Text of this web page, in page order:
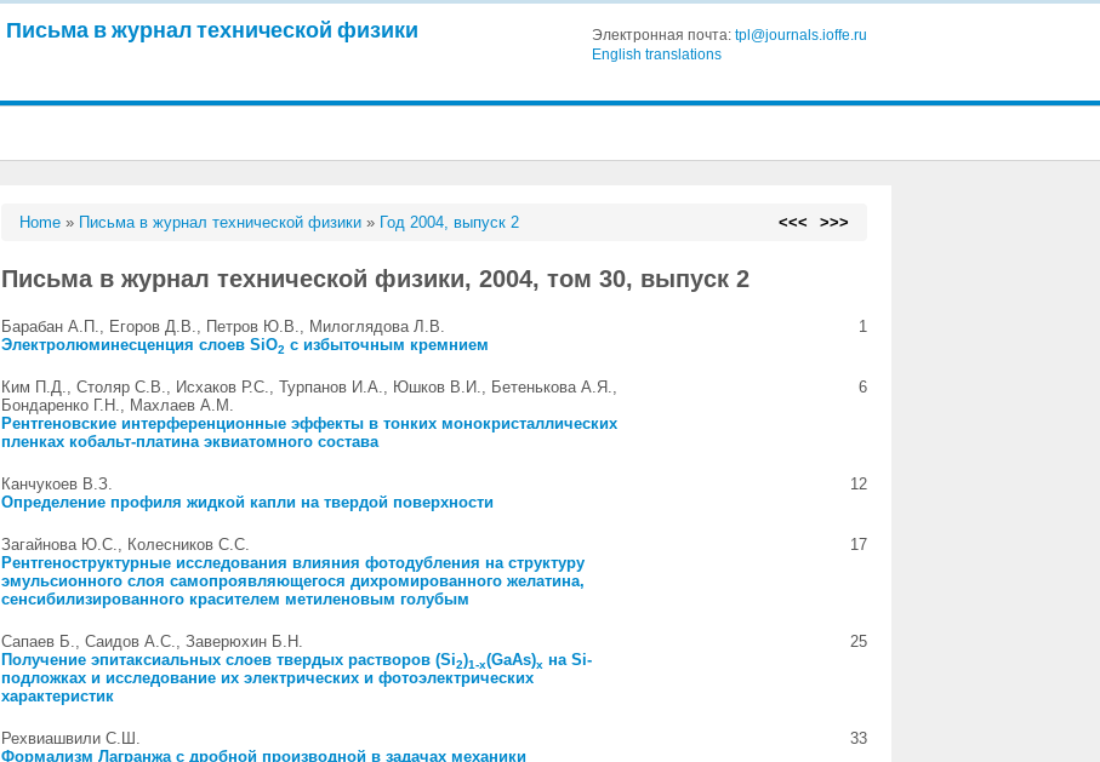
Письма в журнал технической физики Электронная почта: tpl@journals.ioffe.ru
English translations
Home » Письма в журнал технической физики » Год 2004, выпуск 2 <<< >>>
Письма в журнал технической физики, 2004, том 30, выпуск 2
Барабан А.П., Егоров Д.В., Петров Ю.В., Милоглядова Л.В.
Электролюминесценция слоев SiO2 с избыточным кремнием
1
Ким П.Д., Столяр С.В., Исхаков Р.С., Турпанов И.А., Юшков В.И., Бетенькова А.Я.,
Бондаренко Г.Н., Махлаев А.М.
Рентгеновские интерференционные эффекты в тонких монокристаллических
пленках кобальт-платина эквиатомного состава
6
Канчукоев В.З.
Определение профиля жидкой капли на твердой поверхности
12
Загайнова Ю.С., Колесников С.С.
Рентгеноструктурные исследования влияния фотодубления на структуру
эмульсионного слоя самопроявляющегося дихромированного желатина,
сенсибилизированного красителем метиленовым голубым
17
Сапаев Б., Саидов А.С., Заверюхин Б.Н.
Получение эпитаксиальных слоев твердых растворов (Si2)1-x(GaAs)x на Si-
подложках и исследование их электрических и фотоэлектрических
характеристик
25
Рехвиашвили С.Ш.
Формализм Лагранжа с дробной производной в задачах механики
33